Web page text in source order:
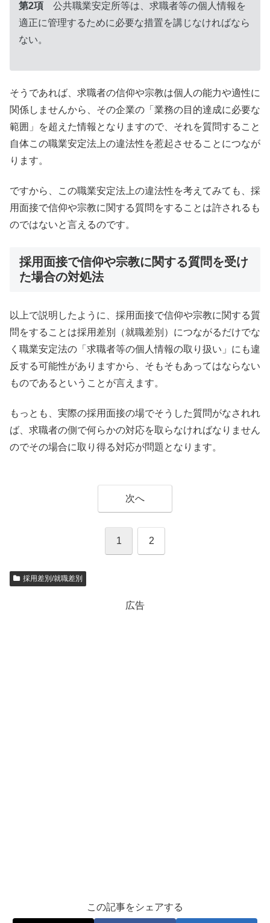
第2項 公共職業安定所等は、求職者等の個人情報を
適正に管理するために必要な措置を講じなければなら
ない。
そうであれば、求職者の信仰や宗教は個人の能力や適性に
関係しませんから、その企業の「業務の目的達成に必要な
範囲」を超えた情報となりますので、それを質問すること
自体この職業安定法上の違法性を惹起させることにつなが
ります。
ですから、この職業安定法上の違法性を考えてみても、採
用面接で信仰や宗教に関する質問をすることは許されるも
のではないと言えるのです。
採用面接で信仰や宗教に関する質問を受け
た場合の対処法
以上で説明したように、採用面接で信仰や宗教に関する質
問をすることは採用差別（就職差別）につながるだけでな
く職業安定法の「求職者等の個人情報の取り扱い」にも違
反する可能性がありますから、そもそもあってはならない
ものであるということが言えます。
もっとも、実際の採用面接の場でそうした質問がなされれ
ば、求職者の側で何らかの対応を取らなければなりません
のでその場合に取り得る対応が問題となります。
次へ
1 2
採用差別/就職差別
広告
この記事をシェアする